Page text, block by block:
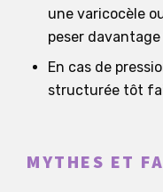
une varicocèle
peser
En cas de
structurée tôt
MYTHES ET